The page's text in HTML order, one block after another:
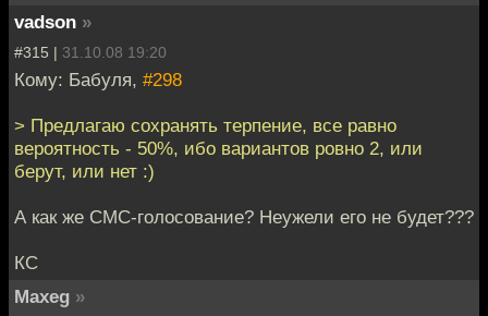
vadson »
#315 | 31.10.08 19:20
Кому: Бабуля, #298
> Предлагаю сохранять терпение, все равно
вероятность - 50%, ибо вариантов ровно 2, или
берут, или нет :)
А как же СМС-голосование? Неужели его не будет???
КС
Maxeg »